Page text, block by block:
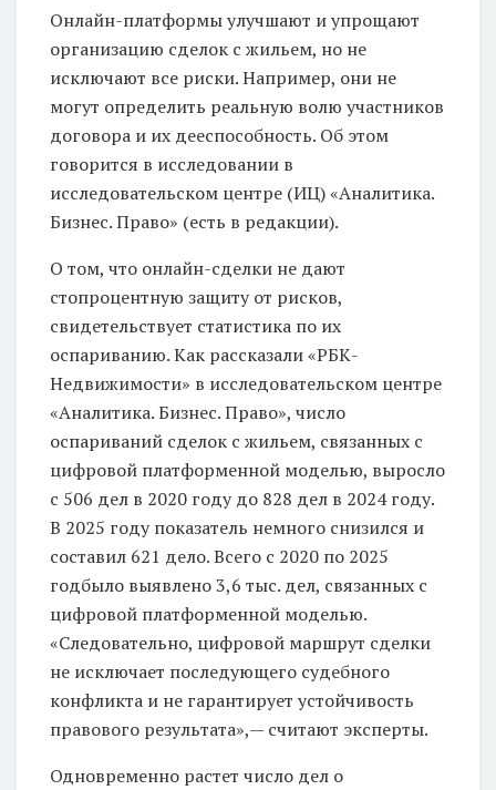
Онлайн-платформы улучшают и упрощают
организацию сделок с жильем, но не
исключают все риски. Например, они не
могут определить реальную волю участников
договора и их дееспособность. Об этом
говорится в исследовании в
исследовательском центре (ИЦ) «Аналитика.
Бизнес. Право» (есть в редакции).
О том, что онлайн-сделки не дают
стопроцентную защиту от рисков,
свидетельствует статистика по их
оспариванию. Как рассказали «РБК-
Недвижимости» в исследовательском центре
«Аналитика. Бизнес. Право», число
оспариваний сделок с жильем, связанных с
цифровой платформенной моделью, выросло
с 506 дел в 2020 году до 828 дел в 2024 году.
В 2025 году показатель немного снизился и
составил 621 дело. Всего с 2020 по 2025
годбыло выявлено 3,6 тыс. дел, связанных с
цифровой платформенной моделью.
«Следовательно, цифровой маршрут сделки
не исключает последующего судебного
конфликта и не гарантирует устойчивость
правового результата»,— считают эксперты.
Одновременно растет число дел о